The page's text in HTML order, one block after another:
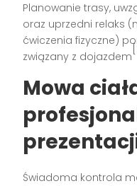
Planowanie trasy,
oraz uprzedni relaks
ćwiczenia fizyczne)
związany z dojazdem
Mowa
Świadoma kontrola